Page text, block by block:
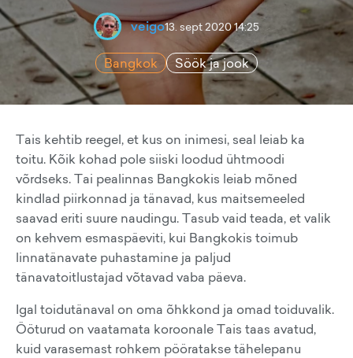
veigo13. sept 2020 14:25
Bangkok Söök ja jook
Tais kehtib reegel, et kus on inimesi, seal leiab ka
toitu. Kõik kohad pole siiski loodud ühtmoodi
võrdseks. Tai pealinnas Bangkokis leiab mõned
kindlad piirkonnad ja tänavad, kus maitsemeeled
saavad eriti suure naudingu. Tasub vaid teada, et valik
on kehvem esmaspäeviti, kui Bangkokis toimub
linnatänavate puhastamine ja paljud
tänavatoitlustajad võtavad vaba päeva.
Igal toidutänaval on oma õhkkond ja omad toiduvalik.
Ööturud on vaatamata koroonale Tais taas avatud,
kuid varasemast rohkem pööratakse tähelepanu